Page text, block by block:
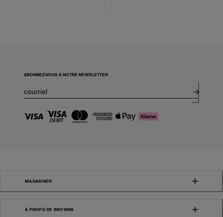
ABONNEZ-VOUS À NOTRE NEWSLETTER
MAGASINER
À PROPS DE BROWNS